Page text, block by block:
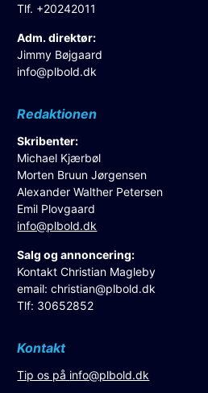
Tlf. +20242011
Adm. direktør:
Jimmy Bøjgaard
info@plbold.dk
Redaktionen
Skribenter:
Michael Kjærbøl
Morten Bruun Jørgensen
Alexander Walther Petersen
Emil Plovgaard
info@plbold.dk
Salg og annoncering:
Kontakt Christian Magleby
email:christian@plbold.dk
Tlf: 30652852
Kontakt
Tip os på info@plbold.dk